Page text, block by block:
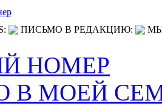
ПИСЬМО В РЕДАКЦИЮ:
НОМЕР
В МОЕЙ